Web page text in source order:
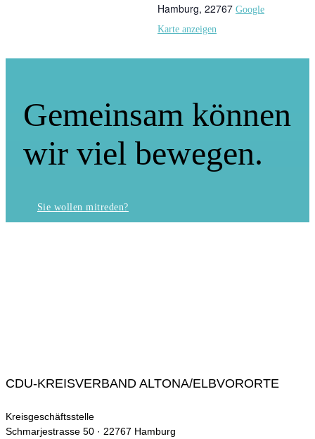
Hamburg, 22767 Google
Karte anzeigen
Gemeinsam können
wir viel bewegen.
Sie wollen mitreden?
CDU-KREISVERBAND ALTONA/ELBVORORTE
Kreisgeschäftsstelle
Schmarjestrasse 50 · 22767 Hamburg